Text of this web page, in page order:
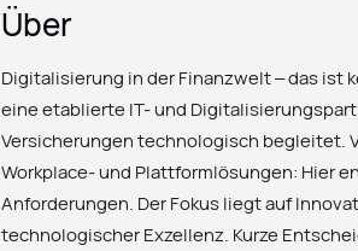
Über
Digitalisierung in der Finanzwelt – das ist
eine etablierte IT- und
Versicherungen technologisch begleitet.
Workplace- und Plattformlösungen: Hier
Anforderungen. Der Fokus liegt auf
technologischer Exzellenz. Kurze